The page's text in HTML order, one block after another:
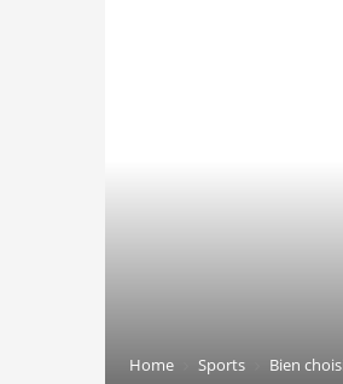
Home Sports Bien